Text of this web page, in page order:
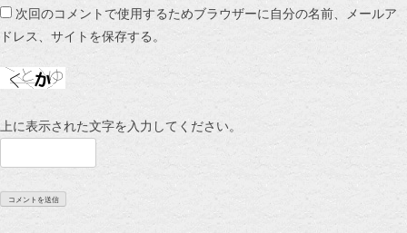
次回のコメントで使用するためブラウザーに自分の名前、メールア
ドレス、サイトを保存する。
上に表示された文字を入力してください。